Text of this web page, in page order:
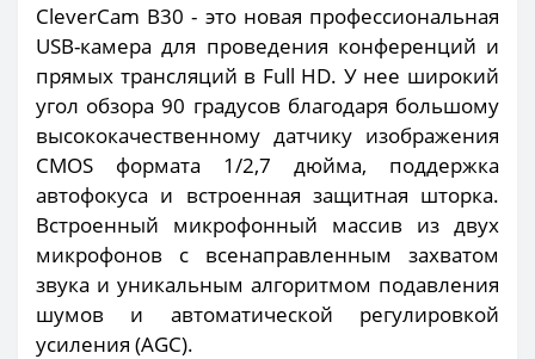
CleverCam B30 - это новая профессиональная
USB-камера для проведения конференций и
прямых трансляций в Full HD. У нее широкий
угол обзора 90 градусов благодаря большому
высококачественному датчику изображения
CMOS формата 1/2,7 дюйма, поддержка
автофокуса и встроенная защитная шторка.
Встроенный микрофонный массив из двух
микрофонов с всенаправленным захватом
звука и уникальным алгоритмом подавления
шумов и автоматической регулировкой
усиления (AGC).